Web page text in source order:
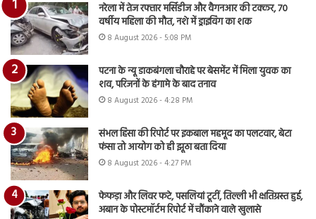
नरेला में तेज रफ्तार मर्सिडीज और वैगनआर की टक्कर, 70
वर्षीय महिला की मौत, नशे में ड्राइविंग का शक
8 August 2026 - 5:08 PM
पटना के न्यू डाकबंगला चौराहे पर बेसमेंट में मिला युवक का
शव, परिजनों के हंगामे के बाद तनाव
8 August 2026 - 4:28 PM
संभल हिंसा की रिपोर्ट पर इकबाल महमूद का पलटवार, बेटा
फंसा तो आयोग को ही झूठा बता दिया
8 August 2026 - 4:27 PM
फेफड़ा और लिवर फटे, पसलियां टूटीं, तिल्ली भी क्षतिग्रस्त हुई,
अबान के पोस्टमॉर्टम रिपोर्ट में चौंकाने वाले खुलासे